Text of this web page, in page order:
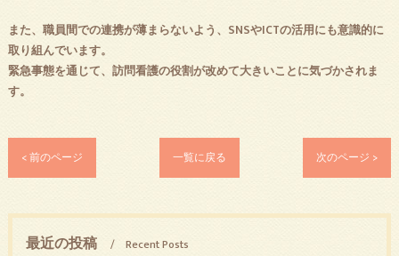
また、職員間での連携が薄まらないよう、SNSやICTの活用にも意識的に
取り組んでいます。
緊急事態を通じて、訪問看護の役割が改めて大きいことに気づかされま
す。
< 前のページ 一覧に戻る 次のページ >
最近の投稿 Recent Posts